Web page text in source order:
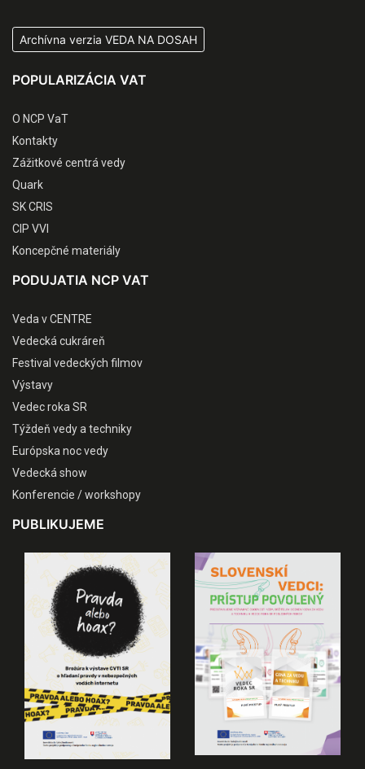
Archívna verzia VEDA NA DOSAH
POPULARIZÁCIA VAT
O NCP VaT
Kontakty
Zážitkové centrá vedy
Quark
SK CRIS
CIP VVI
Koncepčné materiály
PODUJATIA NCP VAT
Veda v CENTRE
Vedecká cukráreň
Festival vedeckých filmov
Výstavy
Vedec roka SR
Týždeň vedy a techniky
Európska noc vedy
Vedecká show
Konferencie / workshopy
PUBLIKUJEME